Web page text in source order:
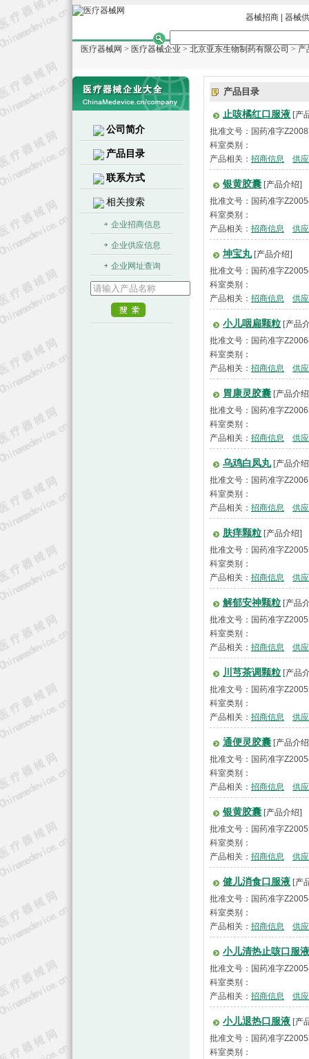
器械招商 器械
医疗器械网 > 医疗器械企业 > 北京亚东生物制药有限公司 > 产
公司简介
产品目录
联系方式
相关搜索
企业招商信息
企业供应信息
企业网址查询
产品目录
止咳橘红口服液 [产
批准文号：国药准字
科室类别：
产品相关： 招商信息 供
银黄胶囊 [产品介绍]
批准文号：国药准字
科室类别：
产品相关： 招商信息 供
坤宝丸 [产品介绍]
批准文号：国药准字
科室类别：
产品相关： 招商信息 供
小儿咽扁颗粒 [产品
批准文号：国药准字
科室类别：
产品相关： 招商信息 供
胃康灵胶囊 [产品介
批准文号：国药准字
科室类别：
产品相关： 招商信息 供
乌鸡白凤丸 [产品介
批准文号：国药准字
科室类别：
产品相关： 招商信息 供
肤痒颗粒 [产品介绍]
批准文号：国药准字
科室类别：
产品相关： 招商信息 供
解郁安神颗粒 [产品
批准文号：国药准字
科室类别：
产品相关： 招商信息 供
川芎茶调颗粒 [产品
批准文号：国药准字
科室类别：
产品相关： 招商信息 供
通便灵胶囊 [产品介
批准文号：国药准字
科室类别：
产品相关： 招商信息 供
银黄胶囊 [产品介绍]
批准文号：国药准字
科室类别：
产品相关： 招商信息 供
健儿消食口服液 [产
批准文号：国药准字
科室类别：
产品相关： 招商信息 供
小儿清热止咳口服液
批准文号：国药准字
科室类别：
产品相关： 招商信息 供
小儿退热口服液 [产
批准文号：国药准字
科室类别：